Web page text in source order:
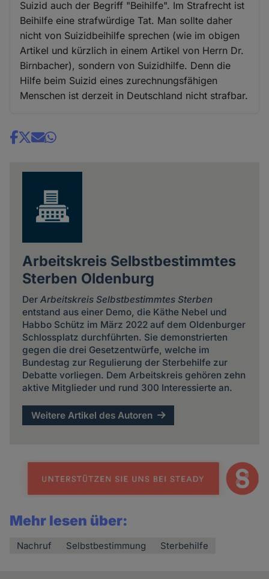
Suizid auch der Begriff "Beihilfe". Im Strafrecht ist
Beihilfe eine strafwürdige Tat. Man sollte daher
nicht von Suizidbeihilfe sprechen (wie im obigen
Artikel und kürzlich in einem Artikel von Herrn Dr.
Birnbacher), sondern von Suizidhilfe. Denn die
Hilfe beim Suizid eines zurechnungsfähigen
Menschen ist derzeit in Deutschland nicht strafbar.
Share
Arbeitskreis Selbstbestimmtes
Sterben Oldenburg
Der Arbeitskreis Selbstbestimmtes Sterben
entstand aus einer Demo, die Käthe Nebel und
Habbo Schütz im März 2022 auf dem Oldenburger
Schlossplatz durchführten. Sie demonstrierten
gegen die drei Gesetzentwürfe, welche im
Bundestag zur Regulierung der Sterbehilfe zur
Debatte vorliegen. Dem Arbeitskreis gehören zehn
aktive Mitglieder und rund 300 Interessierte an.
Weitere Artikel des Autoren
Mehr lesen über:
Nachruf Selbstbestimmung Sterbehilfe